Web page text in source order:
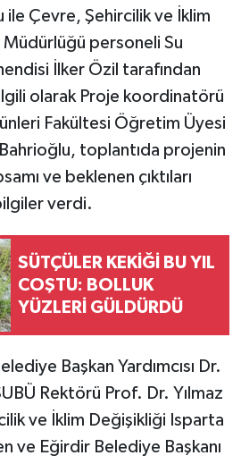
ile Çevre, Şehircilik ve İklim
personeli Su
İlker Özil tarafından
olarak Proje koordinatörü
Fakültesi Öğretim Üyesi
toplantıda projenin
ve beklenen çıktıları
verdi.
SÜTÇÜLER KEKİĞİ BU YIL
COŞTU: BOLLUK
YÜZLERİ GÜLDÜRDÜ
Başkan Yardımcısı Dr.
Rektörü Prof. Dr. Yılmaz
ve İklim Değişikliği Isparta
ve Eğirdir Belediye Başkanı